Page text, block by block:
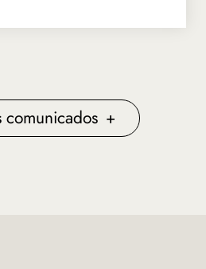
comunicados +